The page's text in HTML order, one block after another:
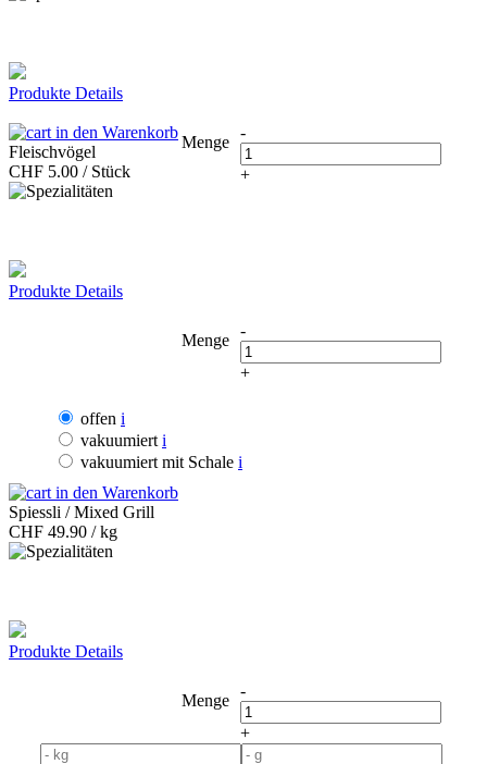
Produkte Details
-
+
Menge
in den Warenkorb
Fleischvögel
CHF 5.00 / Stück
Produkte Details
-
+
Menge
offen i
vakuumiert i
vakuumiert mit Schale i
in den Warenkorb
Spiessli / Mixed Grill
CHF 49.90 / kg
Produkte Details
-
+
Menge